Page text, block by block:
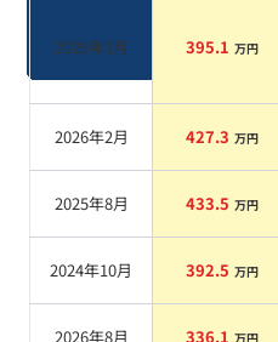
2026年3月 395.1 万円
2026年2月 427.3 万円
2025年8月 433.5 万円
2024年10月 392.5 万円
2026年8月 336.1 万円